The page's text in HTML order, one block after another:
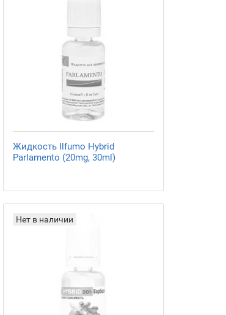
Жидкость Ilfumo Hybrid
Parlamento (20mg, 30ml)
Нет в наличии